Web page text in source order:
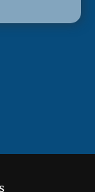
muligt"